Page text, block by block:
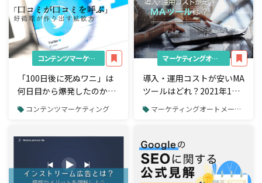
コンテンツマーケティング
「100日後に死ぬワニ」は
何日目から爆発したのか。
話題拡散とPVの関係性を解
コンテンツマーケティング
マーケティングオートメーション（MA）
導入・運用コストが安いMA
ツールはどれ？2021年1月
最新情報まとめ
マーケティングオートメーション（MA）